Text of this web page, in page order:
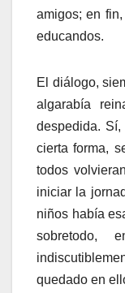
amigos; en
educandos.
El diálogo,
algarabía
despedida. Sí,
cierta forma,
todos
iniciar la
niños había
sobretodo,
quedado en